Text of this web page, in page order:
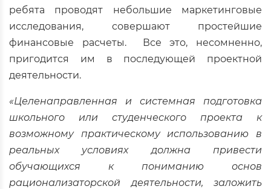
ребята проводят небольшие маркетинговые
исследования, совершают простейшие
финансовые расчеты. Все это, несомненно,
пригодится им в последующей проектной
деятельности.
«Целенаправленная и системная подготовка
школьного или студенческого проекта к
возможному практическому использованию в
реальных условиях должна привести
обучающихся к пониманию основ
рационализаторской деятельности, заложить